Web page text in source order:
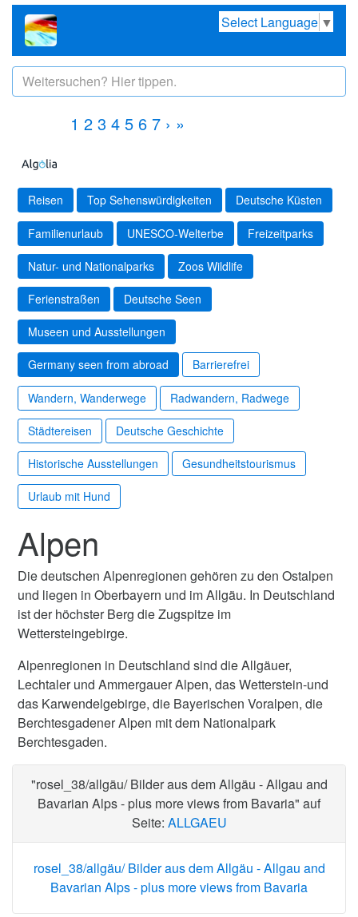
Select Language ▼
1 2 3 4 5 6 7 › »
Reisen Top Sehenswürdigkeiten Deutsche Küsten
Familienurlaub UNESCO-Welterbe Freizeitparks
Natur- und Nationalparks Zoos Wildlife
Ferienstraßen Deutsche Seen
Museen und Ausstellungen
Germany seen from abroad Barrierefrei
Wandern, Wanderwege Radwandern, Radwege
Städtereisen Deutsche Geschichte
Historische Ausstellungen Gesundheitstourismus
Urlaub mit Hund
Alpen
Die deutschen Alpenregionen gehören zu den Ostalpen
und liegen in Oberbayern und im Allgäu. In Deutschland
ist der höchster Berg die Zugspitze im
Wettersteingebirge.
Alpenregionen in Deutschland sind die Allgäuer,
Lechtaler und Ammergauer Alpen, das Wetterstein-und
das Karwendelgebirge, die Bayerischen Voralpen, die
Berchtesgadener Alpen mit dem Nationalpark
Berchtesgaden.
"rosel_38/allgäu/ Bilder aus dem Allgäu - Allgau and
Bavarian Alps - plus more views from Bavaria" auf
Seite: ALLGAEU
rosel_38/allgäu/ Bilder aus dem Allgäu - Allgau and
Bavarian Alps - plus more views from Bavaria